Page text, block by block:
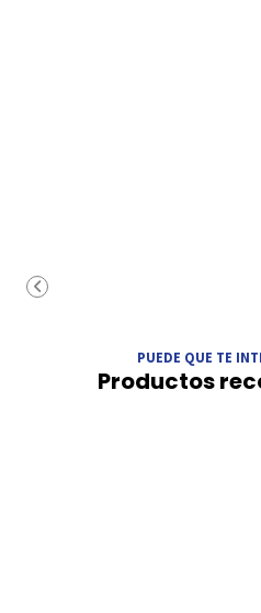
PUEDE QUE TE
Productos